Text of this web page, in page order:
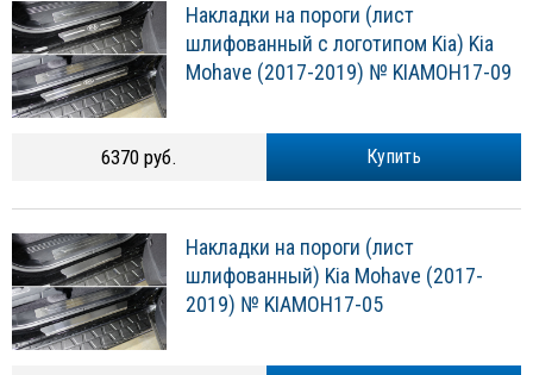
Накладки на пороги (лист
шлифованный с логотипом Kia) Kia
Mohave (2017-2019) № KIAMOH17-09
Купить
6370 руб.
Накладки на пороги (лист
шлифованный) Kia Mohave (2017-
2019) № KIAMOH17-05